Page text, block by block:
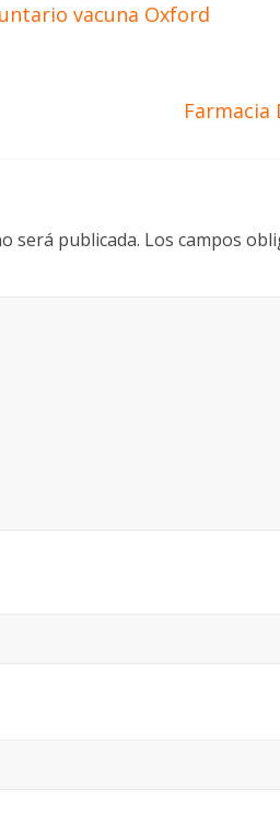
vacuna Oxford
Farmacia
será publicada. Los campos